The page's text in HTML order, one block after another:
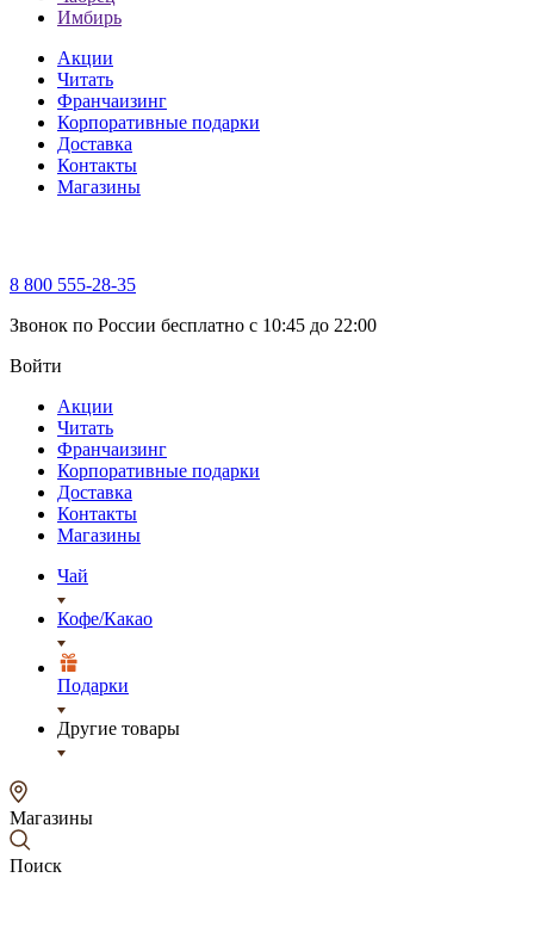
Имбирь
Акции
Читать
Франчаизинг
Корпоративные подарки
Доставка
Контакты
Магазины
8 800 555-28-35
Звонок по России бесплатно c 10:45 до 22:00
Войти
Акции
Читать
Франчаизинг
Корпоративные подарки
Доставка
Контакты
Магазины
Чай
Кофе/Какао
Подарки
Другие товары
Магазины
Поиск